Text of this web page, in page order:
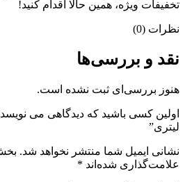
تخفیفات ویژه، همین حالا اقدام کنید!
نظرات (0)
نقد و بررسی‌ها
هنوز بررسی‌ای ثبت نشده است.
لیتری”
نشانی ایمیل شما منتشر نخواهد شد.
علامت‌گذاری شده‌اند *